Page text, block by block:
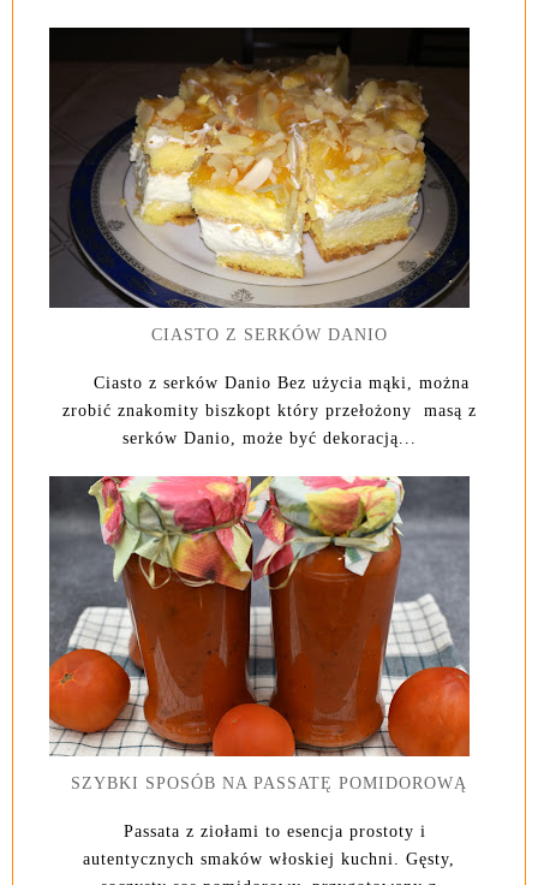
CIASTO Z SERKÓW DANIO
Ciasto z serków Danio Bez użycia mąki, można
zrobić znakomity biszkopt który przełożony masą z
serków Danio, może być dekoracją...
SZYBKI SPOSÓB NA PASSATĘ POMIDOROWĄ
Passata z ziołami to esencja prostoty i
autentycznych smaków włoskiej kuchni. Gęsty,